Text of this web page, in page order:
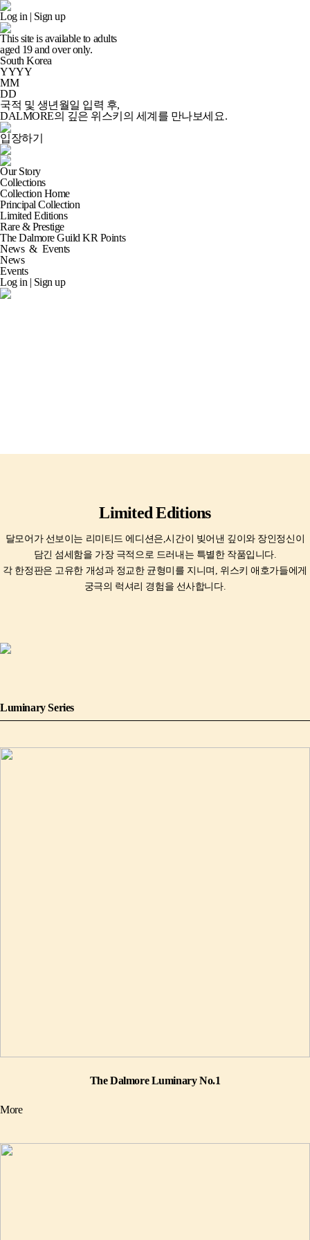
Log in | Sign up
This site is available to adults
aged 19and over only.
South Korea
YYYY
MM
DD
국적 및 생년월일 입력 후,
DALMORE의 깊은 위스키의 세계 를 만나보세요.
입장하기
Our Story
Collections
Collection Home
Principal Collection
Limited Editions
Rare & Prestige
The Dalmore Guild KR Points
News & Events
News
Events
Log in | Sign up
Limited Editions
달모어가 선보이는 리미티드 에디션은,시간이 빚어낸 깊이와 장인정신이
담긴 섬세함을 가장 극적으로 드러내는 특별한 작품입니다.
각 한정판은 고유한 개성과 정교한 균형미를 지니며, 위스키 애호가들에게
궁극의 럭셔리 경험을 선사합니다.
Luminary Series
The Dalmore Luminary No.1
More